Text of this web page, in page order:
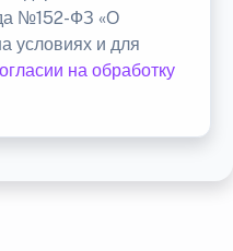
№152-ФЗ «О
условиях и для
на обработку